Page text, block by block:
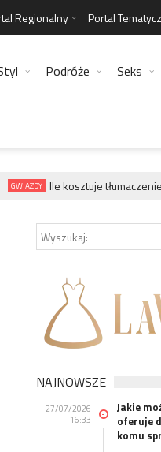
Regionalny Portal
Podróże Seks
GWIAZDY Ile kosztuje tłumaczenie
NAJNOWSZE
27/07/2026
16:33
Jakie
oferuje
komu